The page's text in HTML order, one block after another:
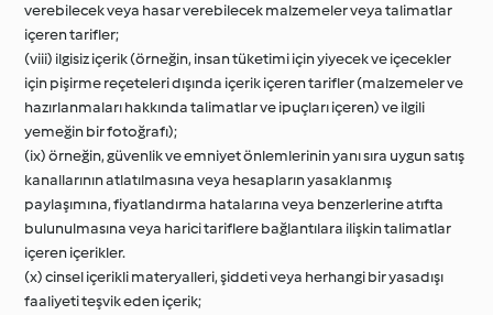
verebilecek veya hasar verebilecek malzemeler veya talimatlar
içeren tarifler;
(viii) ilgisiz içerik (örneğin, insan tüketimi için yiyecek ve içecekler
için pişirme reçeteleri dışında içerik içeren tarifler (malzemeler ve
hazırlanmaları hakkında talimatlar ve ipuçları içeren) ve ilgili
yemeğin bir fotoğrafı);
(ix) örneğin, güvenlik ve emniyet önlemlerinin yanı sıra uygun satış
kanallarının atlatılmasına veya hesapların yasaklanmış
paylaşımına, fiyatlandırma hatalarına veya benzerlerine atıfta
bulunulmasına veya harici tariflere bağlantılara ilişkin talimatlar
içeren içerikler.
(x) cinsel içerikli materyalleri, şiddeti veya herhangi bir yasadışı
faaliyeti teşvik eden içerik;